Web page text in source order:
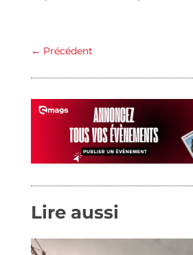
← Précédent
Lire aussi